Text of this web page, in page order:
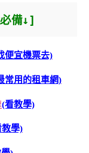
備↓]
便宜機票去)
常用的租車網)
(看教學)
學)